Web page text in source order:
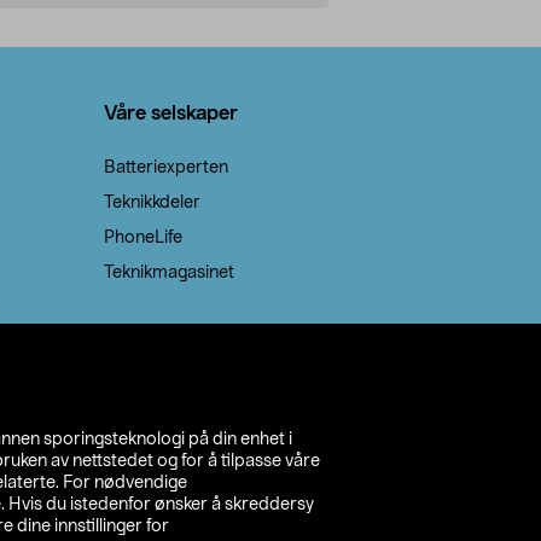
sporingsteknologi på din enhet i
av nettstedet og for å tilpasse våre
For nødvendige
Hvis du istedenfor ønsker å skreddersy
dine innstillinger for
Våre selskaper
Batteriexperten
Teknikkdeler
PhoneLife
Teknikmagasinet